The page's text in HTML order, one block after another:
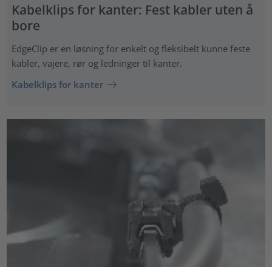
Kabelklips for kanter: Fest kabler uten å
bore
EdgeClip er en løsning for enkelt og fleksibelt kunne feste
kabler, vajere, rør og ledninger til kanter.
Kabelklips for kanter